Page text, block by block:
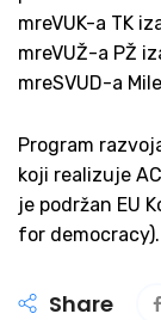
mreVUK-a TK
mreVUŽ-a PŽ
mreSVUD-a
Program
koji realizuje
je podržan EU
for democracy).
Share